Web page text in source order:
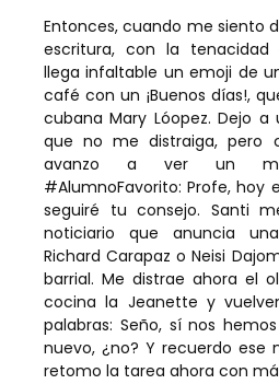
Entonces, cuando me siento
escritura, con la tenacidad
llega infaltable un emoji de
café con un ¡Buenos días!,
cubana Mary Lóopez. Dejo
que no me distraiga, pero
avanzo a ver un
#AlumnoFavorito: Profe, hoy
seguiré tu consejo. Santi
noticiario que anuncia
Richard Carapaz o Neisi
barrial. Me distrae ahora el
cocina la Jeanette y
palabras: Seño, sí nos
nuevo, ¿no? Y recuerdo ese
retomo la tarea ahora con